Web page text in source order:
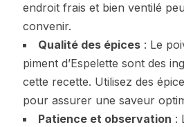
endroit frais et bien ventilé
convenir.
Qualité des épices: Le
piment d’Espelette sont des
cette recette. Utilisez des
pour assurer une saveur
Patience et observation :